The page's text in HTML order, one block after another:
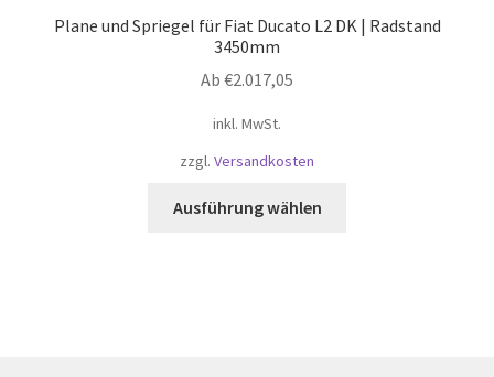
können
Plane und Spriegel für Fiat Ducato L2 DK | Radstand
3450mm
Ab €2.017,05
inkl. MwSt.
zzgl. Versandkosten
Ausführung wählen